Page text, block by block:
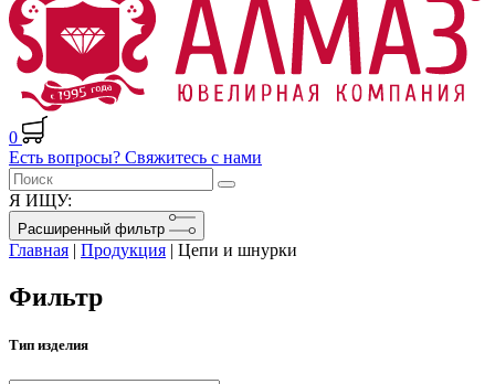
0
Есть вопросы? Свяжитесь с нами
Я ИЩУ:
Расширенный фильтр
Главная | Продукция | Цепи и шнурки
Фильтр
Тип изделия